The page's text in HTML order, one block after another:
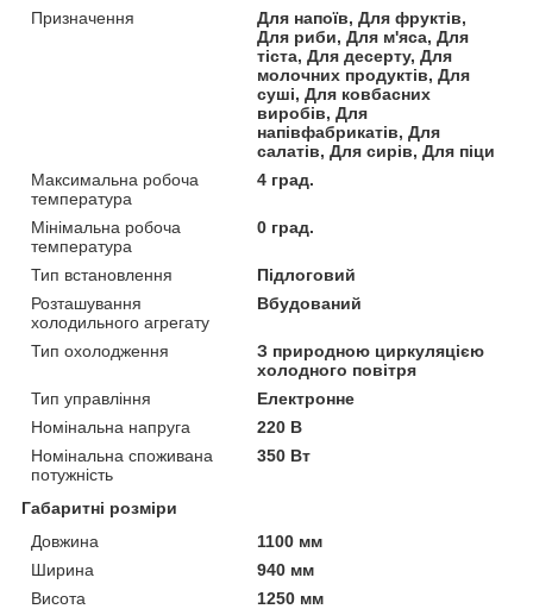
Призначення
Для напоїв, Для фруктів,
Для риби, Для м'яса, Для
тіста, Для десерту, Для
молочних продуктів, Для
суші, Для ковбасних
виробів, Для
напівфабрикатів, Для
салатів, Для сирів, Для піци
Максимальна робоча
температура
4 град.
Мінімальна робоча
температура
0 град.
Тип встановлення
Підлоговий
Розташування
холодильного агрегату
Вбудований
Тип охолодження
З природною циркуляцією
холодного повітря
Тип управління
Електронне
Номінальна напруга
220 В
Номінальна споживана
потужність
350 Вт
Габаритні розміри
Довжина
1100 мм
Ширина
940 мм
Висота
1250 мм